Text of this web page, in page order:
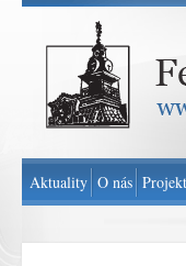
Federace židovských obcí
Aktuality O nás